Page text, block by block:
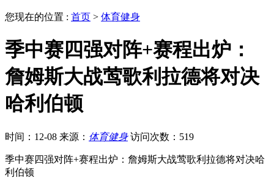
您现在的位置 : 首页 > 体育健身
季中赛四强对阵+赛程出炉：
詹姆斯大战莺歌利拉德将对决
哈利伯顿
时间：12-08 来源： 体育健身 访问次数：519
季中赛四强对阵+赛程出炉：詹姆斯大战莺歌利拉德将对决哈
利伯顿